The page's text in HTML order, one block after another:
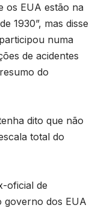
os EUA estão na
1930”, mas disse
numa
de acidentes
do
dito que não
total do
oficial de
governo dos EUA